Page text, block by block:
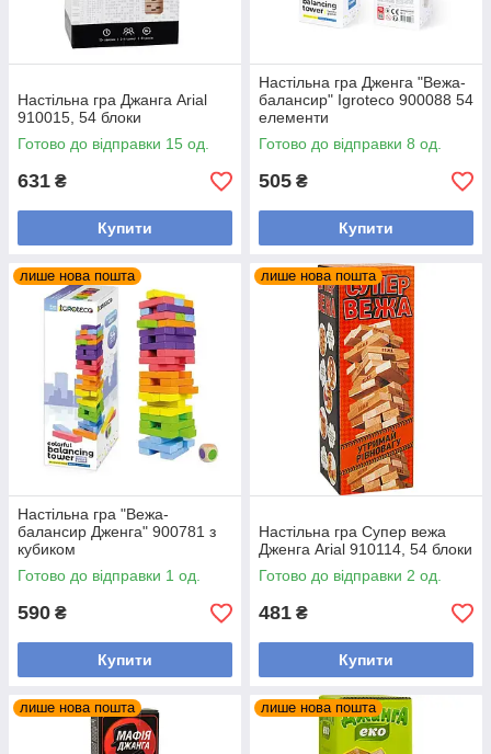
Настільна гра Джанга Arial
910015, 54 блоки
Готово до відправки 15 од.
631 ₴
Купити
Настільна гра Дженга "Вежа-
балансир" Igroteco 900088 54
елементи
Готово до відправки 8 од.
505 ₴
Купити
лише нова пошта
Настільна гра "Вежа-
балансир Дженга" 900781 з
кубиком
Готово до відправки 1 од.
590 ₴
Купити
лише нова пошта
Настільна гра Супер вежа
Дженга Arial 910114, 54 блоки
Готово до відправки 2 од.
481 ₴
Купити
лише нова пошта лише нова пошта